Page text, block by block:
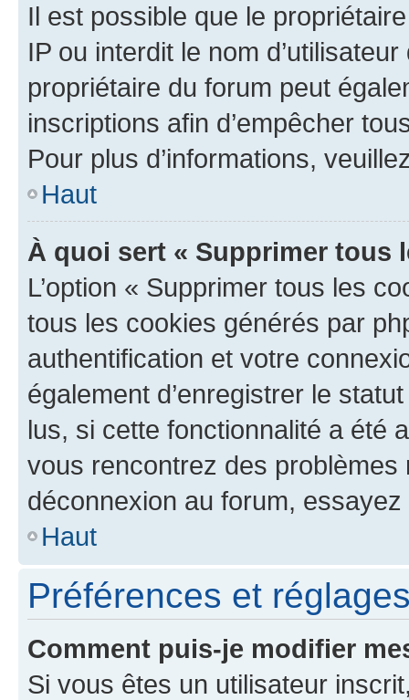
Il est possible que le
IP ou interdit le nom
propriétaire du forum peut
inscriptions afin d’empêcher
Pour plus d’informations,
Haut
À quoi sert « Supprimer tous
L’option « Supprimer tous les
tous les cookies générés par
authentification et votre
également d’enregistrer le
lus, si cette fonctionnalité a été
vous rencontrez des
déconnexion au forum,
Haut
Préférences et
Comment puis-je modifier
Si vous êtes un utilisateur